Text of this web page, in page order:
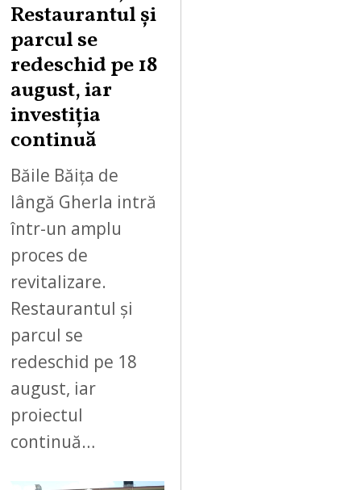
S
9
Restaurantul și
parcul se
redeschid pe 18
august, iar
investiția
continuă
Băile Băița de
lângă Gherla intră
într-un amplu
proces de
revitalizare.
Restaurantul și
parcul se
redeschid pe 18
august, iar
proiectul
continuă…